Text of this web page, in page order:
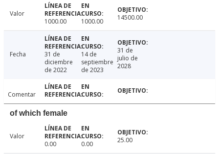
Valor
1000.00
1000.00 14500.00
Fecha
31 de
diciembre
de 2022
14 de
septiembre
de 2023
31 de
julio de
2028
Comentar
of which female
Valor
0.00
0.00 25.00